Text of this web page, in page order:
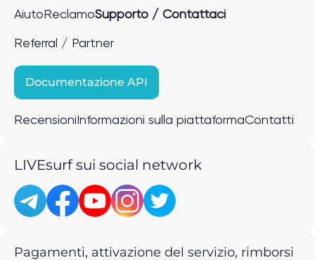
Aiuto ReclamoSupporto / Contattaci
Referral / Partner
Documentazione API
Recensioni Informazioni sulla piattaformaContatti
LIVEsurf sui social network
Pagamenti, attivazione del servizio, rimborsi